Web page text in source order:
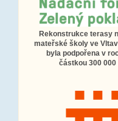
Rekonstrukce terasy
mateřské školy ve
byla podpořena v
částkou 300 000